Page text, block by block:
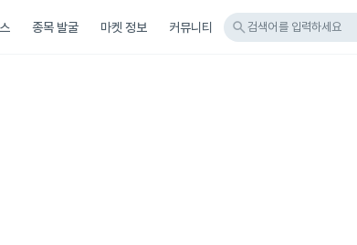
종목 발굴 마켓 정보 커뮤니티 search 검색어를 입력하세요